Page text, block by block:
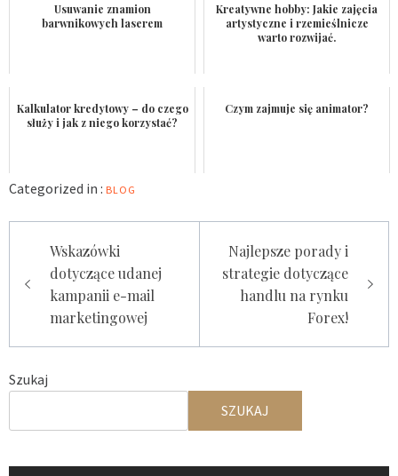
Usuwanie znamion
barwnikowych laserem
Kreatywne hobby: Jakie zajęcia
artystyczne i rzemieślnicze
warto rozwijać.
Kalkulator kredytowy – do czego
służy i jak z niego korzystać?
Czym zajmuje się animator?
Categorized in : BLOG
wpisuWskazówki
dotyczące udanej
kampanii e-mail
marketingowej
Najlepsze porady i
strategie dotyczące
handlu na rynku
Forex!
Szukaj
SZUKAJ